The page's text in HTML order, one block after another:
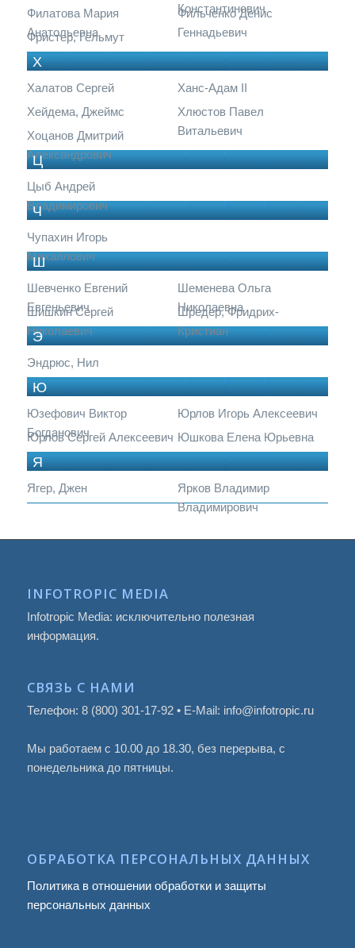
Константинович
Филатова Мария
Анатольевна
Фильченко Денис
Геннадьевич
Фристер, Гельмут
Х
Халатов Сергей
Ханс-Адам II
Хейдема, Джеймс
Хлюстов Павел
Витальевич
Хоцанов Дмитрий
Александрович
Ц
Цыб Андрей
Владимирович
Ч
Чупахин Игорь
Михайлович
Ш
Шевченко Евгений
Евгеньевич
Шеменева Ольга
Николаевна
Шишкин Сергей
Николаевич
Шредер, Фридрих-
Кристиан
Э
Эндрюс, Нил
Ю
Юзефович Виктор
Богданович
Юрлов Игорь Алексеевич
Юрлов Сергей Алексеевич Юшкова Елена Юрьевна
Я
Ягер, Джен
Ярков Владимир
Владимирович
INFOTROPIC MEDIA
Infotropic Media: исключительно полезная
информация.
СВЯЗЬ С НАМИ
Телефон: 8 (800) 301-17-92 • E-Mail: info@infotropic.ru
Мы работаем с 10.00 до 18.30, без перерыва, с
понедельника до пятницы.
ОБРАБОТКА ПЕРСОНАЛЬНЫХ ДАННЫХ
Политика в отношении обработки и защиты
персональных данных